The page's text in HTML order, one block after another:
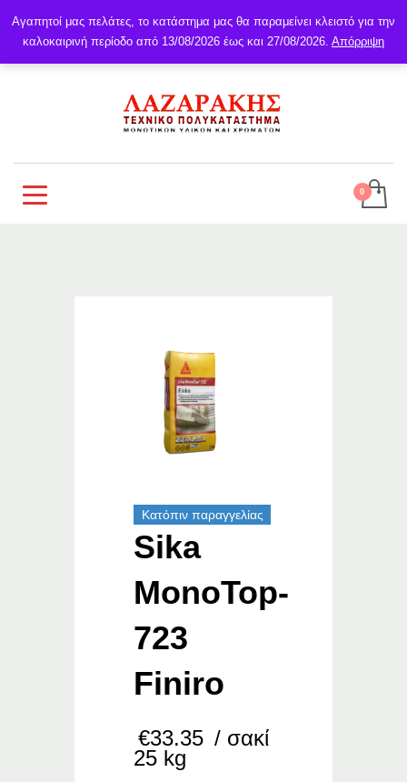
Κατόπιν παραγγελίας
Sika
MonoTop-
723
Finiro
€33.35 / σακί
25 kg
Αγαπητοί μας πελάτες, το κατάστημα μας θα παραμείνει κλειστό για την
καλοκαιρινή περίοδο από 13/08/2026 έως και 27/08/2026. Απόρριψη